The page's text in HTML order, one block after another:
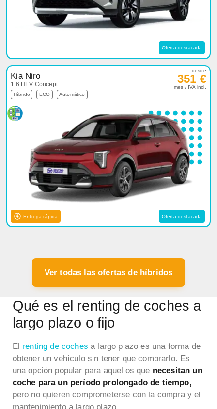
Oferta destacada
Kia Niro
1.6 HEV Concept
Híbrido ECO Automático
desde
351 €
mes / IVA incl.
Entrega rápida Oferta destacada
Ver todas las ofertas de híbridos
Qué es el renting de coches a
largo plazo o fijo
El renting de cochesa largo plazo es una forma de
obtener un vehículo sin tener que comprarlo. Es
una opción popular para aquellos que necesitan un
coche para un período prolongado de tiempo,
pero no quieren comprometerse con la compra y el
mantenimiento a largo plazo.